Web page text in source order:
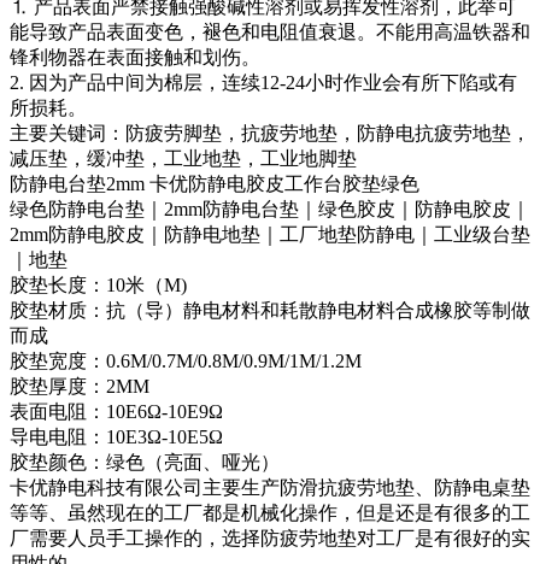
⒈ 产品表面严禁接触强酸碱性溶剂或易挥发性溶剂，此举可
能导致产品表面变色，褪色和电阻值衰退。不能用高温铁器和
锋利物器在表面接触和划伤。
2. 因为产品中间为棉层，连续12-24小时作业会有所下陷或有
所损耗。
主要关键词：防疲劳脚垫，抗疲劳地垫，防静电抗疲劳地垫，
减压垫，缓冲垫，工业地垫，工业地脚垫
防静电台垫2mm 卡优防静电胶皮工作台胶垫绿色
绿色防静电台垫｜2mm防静电台垫｜绿色胶皮｜防静电胶皮｜
2mm防静电胶皮｜防静电地垫｜工厂地垫防静电｜工业级台垫
｜地垫
胶垫长度：10米（M)
胶垫材质：抗（导）静电材料和耗散静电材料合成橡胶等制做
而成
胶垫宽度：0.6M/0.7M/0.8M/0.9M/1M/1.2M
胶垫厚度：2MM
表面电阻：10E6Ω-10E9Ω
导电电阻：10E3Ω-10E5Ω
胶垫颜色：绿色（亮面、哑光）
卡优静电科技有限公司主要生产防滑抗疲劳地垫、防静电桌垫
等等、虽然现在的工厂都是机械化操作，但是还是有很多的工
厂需要人员手工操作的，选择防疲劳地垫对工厂是有很好的实